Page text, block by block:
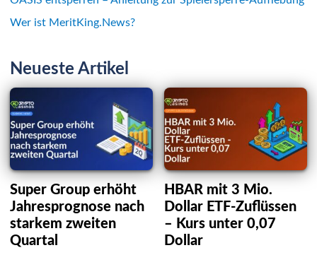
Wer ist MeritKing.News?
Neueste Artikel
Super Group erhöht
Jahresprognose nach
starkem zweiten
Quartal
HBAR mit 3 Mio.
Dollar ETF-Zuflüssen
– Kurs unter 0,07
Dollar